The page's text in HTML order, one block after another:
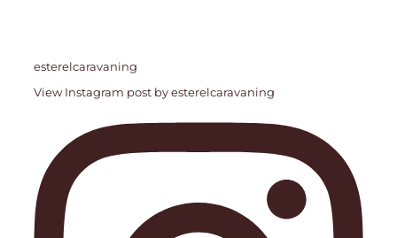
esterelcaravaning
View Instagram post by esterelcaravaning